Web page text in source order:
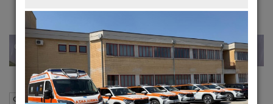
MILANO 29 38
Cronaca nazionale Bologna (BO) 17 Maggio 2024 15:02